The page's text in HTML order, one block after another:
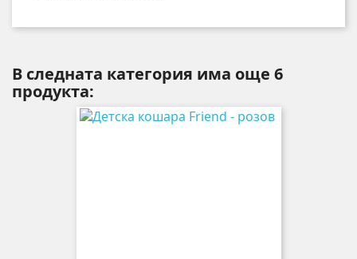
В следната категория има още 6
продукта: